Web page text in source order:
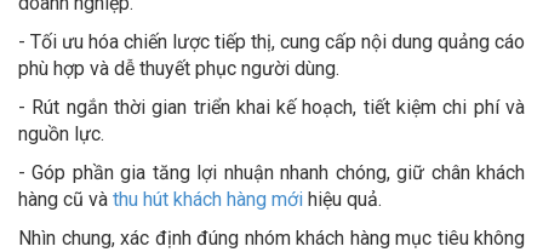
- Tối ưu hóa chiến lược tiếp thị, cung cấp nội dung quảng cáo
phù hợp và dễ thuyết phục người dùng.
- Rút ngắn thời gian triển khai kế hoạch, tiết kiệm chi phí và
nguồn lực.
- Góp phần gia tăng lợi nhuận nhanh chóng, giữ chân khách
hàng cũ và thu hút khách hàng mới hiệu quả.
Nhìn chung, xác định đúng nhóm khách hàng mục tiêu không